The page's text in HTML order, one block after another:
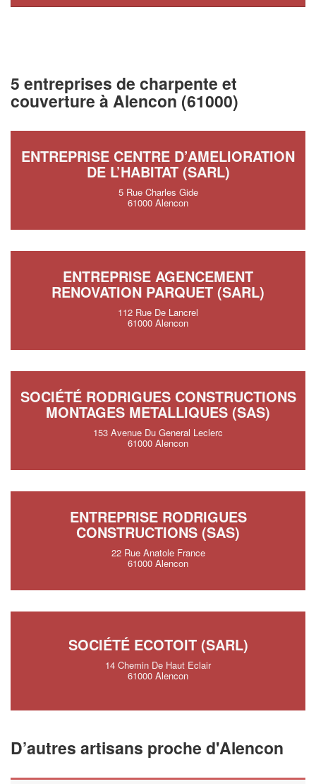
5 entreprises de charpente et
couverture à Alencon (61000)
ENTREPRISE CENTRE D’AMELIORATION
DE L’HABITAT (SARL)
5 Rue Charles Gide
61000 Alencon
ENTREPRISE AGENCEMENT
RENOVATION PARQUET (SARL)
112 Rue De Lancrel
61000 Alencon
SOCIÉTÉ RODRIGUES CONSTRUCTIONS
MONTAGES METALLIQUES (SAS)
153 Avenue Du General Leclerc
61000 Alencon
ENTREPRISE RODRIGUES
CONSTRUCTIONS (SAS)
22 Rue Anatole France
61000 Alencon
SOCIÉTÉ ECOTOIT (SARL)
14 Chemin De Haut Eclair
61000 Alencon
D’autres artisans proche d'Alencon